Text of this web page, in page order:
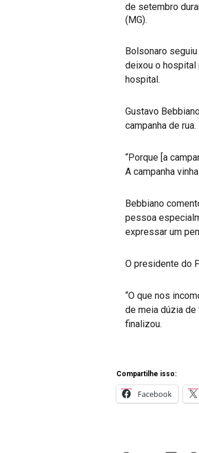
de setembro
(MG).
Bolsonaro
deixou o hospital
hospital.
Gustavo
campanha de
“Porque [a
A campanha
Bebbiano
pessoa
expressar um
O presidente do
“O que nos
de meia dúzia
finalizou.
Compartilhe isso:
Facebook